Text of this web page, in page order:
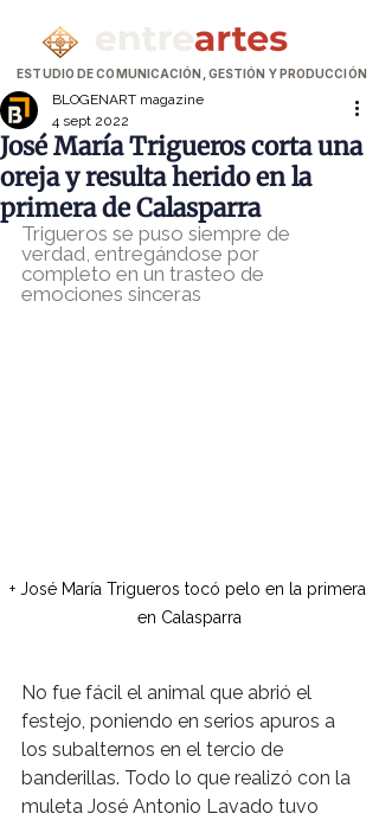
ESTUDIO DE COMUNICACIÓN, GESTIÓN Y PRODUCCIÓN
José María Trigueros corta una
oreja y resulta herido en la
primera de Calasparra
BLOGENART magazine
4 sept 2022
Trigueros se puso siempre de
verdad, entregándose por
completo en un trasteo de
emociones sinceras
+ José María Trigueros tocó pelo en la primera
en Calasparra
No fue fácil el animal que abrió el
festejo, poniendo en serios apuros a
los subalternos en el tercio de
banderillas. Todo lo que realizó con la
muleta José Antonio Lavado tuvo